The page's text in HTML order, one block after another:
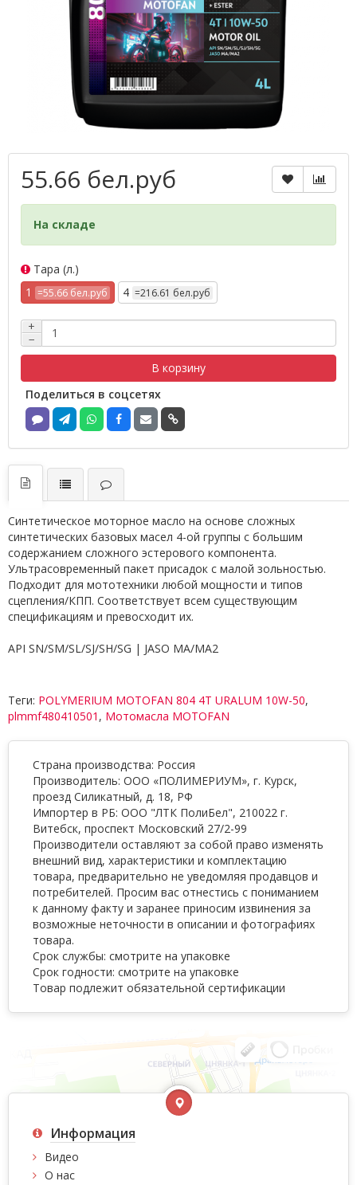
55.66 бел.руб
На складе
Тара (л.)
1 =55.66 бел.руб 4 =216.61 бел.руб
+
−
В корзину
Поделиться в соцсетях
Синтетическое моторное масло на основе сложных
синтетических базовых масел 4-ой группы с большим
содержанием сложного эстерового компонента.
Ультрасовременный пакет присадок с малой зольностью.
Подходит для мототехники любой мощности и типов
сцепления/КПП. Соответствует всем существующим
спецификациям и превосходит их.
API SN/SM/SL/SJ/SH/SG | JASO MA/MA2
Теги: POLYMERIUM MOTOFAN 804 4T URALUM 10W-50,
plmmf480410501 , Мотомасла MOTOFAN
Страна производства: Россия
Производитель: ООО «ПОЛИМЕРИУМ», г. Курск,
проезд Силикатный, д. 18, РФ
Импортер в РБ: ООО "ЛТК ПолиБел", 210022 г.
Витебск, проспект Московский 27/2-99
Производители оставляют за собой право изменять
внешний вид, характеристики и комплектацию
товара, предварительно не уведомляя продавцов и
потребителей. Просим вас отнестись с пониманием
к данному факту и заранее приносим извинения за
возможные неточности в описании и фотографиях
товара.
Срок службы: смотрите на упаковке
Срок годности: смотрите на упаковке
Товар подлежит обязательной сертификации
Информация
Видео
О нас